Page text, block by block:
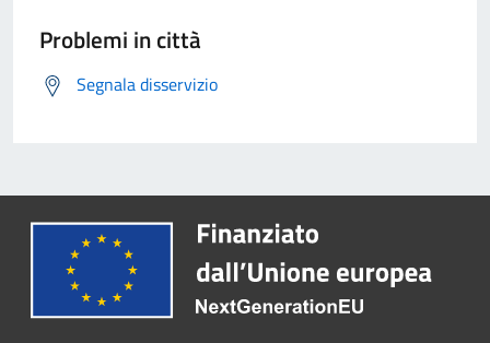
Problemi in città
Segnala disservizio